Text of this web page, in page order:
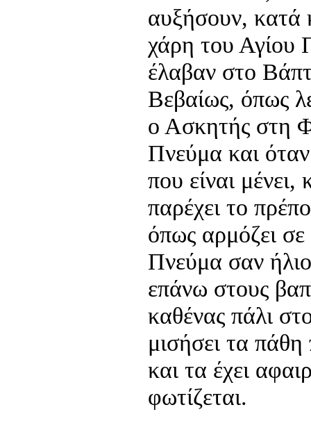
αυξήσουν, κατά
χάρη του Αγίου
έλαβαν στο
Βεβαίως, όπως
ο Ασκητής στη
Πνεύμα και όταν
που είναι
παρέχει το
όπως αρμόζει
Πνεύμα σαν
επάνω στους
καθένας πάλι
μισήσει τα πάθη
και τα έχει
φωτίζεται.